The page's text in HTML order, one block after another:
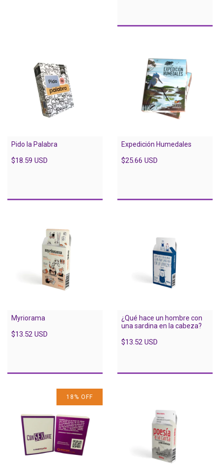
Pido la Palabra
$18.59 USD
Expedición Humedales
$25.66 USD
Myriorama
$13.52 USD
¿Qué hace un hombre con
una sardina en la cabeza?
$13.52 USD
18 % OFF